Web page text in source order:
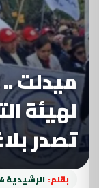
ميدلت
لهيئة
تصدر
بقلم: الرشيدية 24: متابعة